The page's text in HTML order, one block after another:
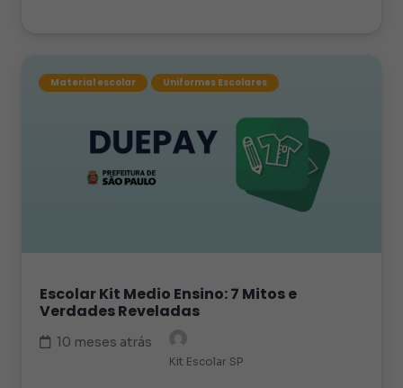
Material escolar Uniformes Escolares
Escolar Kit Medio Ensino: 7 Mitos e
Verdades Reveladas
10 meses atrás
Kit Escolar SP